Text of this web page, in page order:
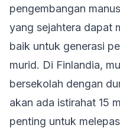
pengembangan
yang sejahtera dapat
baik untuk generasi
murid. Di Finlandia,
bersekolah dengan
akan ada istirahat 15
penting untuk